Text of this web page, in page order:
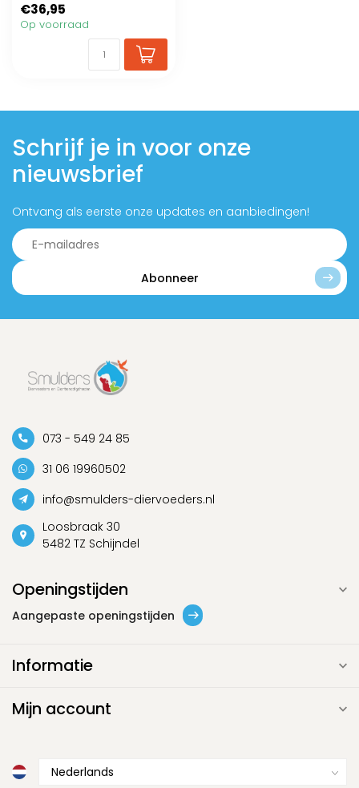
personal...
€36,95
Op voorraad
Schrijf je in voor onze
nieuwsbrief
Ontvang als eerste onze updates en aanbiedingen!
Abonneer
073 - 549 24 85
31 06 19960502
info@smulders-diervoeders.nl
Loosbraak 30
5482 TZ Schijndel
Openingstijden
Aangepaste openingstijden
Informatie
Mijn account